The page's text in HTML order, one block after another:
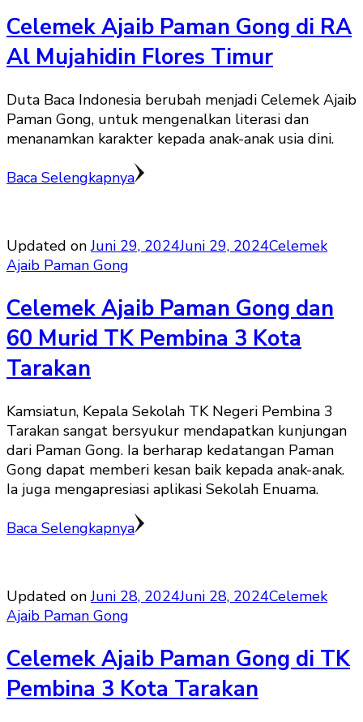
Celemek Ajaib Paman Gong di RA
Al Mujahidin Flores Timur
Duta Baca Indonesia berubah menjadi Celemek Ajaib
Paman Gong, untuk mengenalkan literasi dan
menanamkan karakter kepada anak-anak usia dini.
Baca Selengkapnya
Updated onJuni 29, 2024Juni 29, 2024Celemek
Ajaib Paman Gong
Celemek Ajaib Paman Gong dan
60 Murid TK Pembina 3 Kota
Tarakan
Kamsiatun, Kepala Sekolah TK Negeri Pembina 3
Tarakan sangat bersyukur mendapatkan kunjungan
dari Paman Gong. Ia berharap kedatangan Paman
Gong dapat memberi kesan baik kepada anak-anak.
Ia juga mengapresiasi aplikasi Sekolah Enuama.
Baca Selengkapnya
Updated onJuni 28, 2024Juni 28, 2024Celemek
Ajaib Paman Gong
Celemek Ajaib Paman Gong di TK
Pembina 3 Kota Tarakan